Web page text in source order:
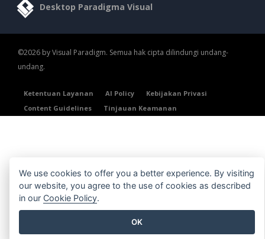
Desktop Paradigma Visual
©2026 by Visual Paradigm. Semua hak cipta dilindungi undang-
undang.
Ketentuan Layanan AI Policy
Kebijakan Privasi
Content Guidelines
Tinjauan Keamanan
We use cookies to offer you a better experience. By visiting
our website, you agree to the use of cookies as described
in our Cookie Policy.
OK